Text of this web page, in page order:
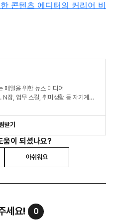
콘텐츠 에디터의 커리어 비
매일을 위한 뉴스 미디어
N잡, 업무 스킬, 취미생활 등 자기계발
받기
움이 되셨나요?
아쉬워요
세요! 0